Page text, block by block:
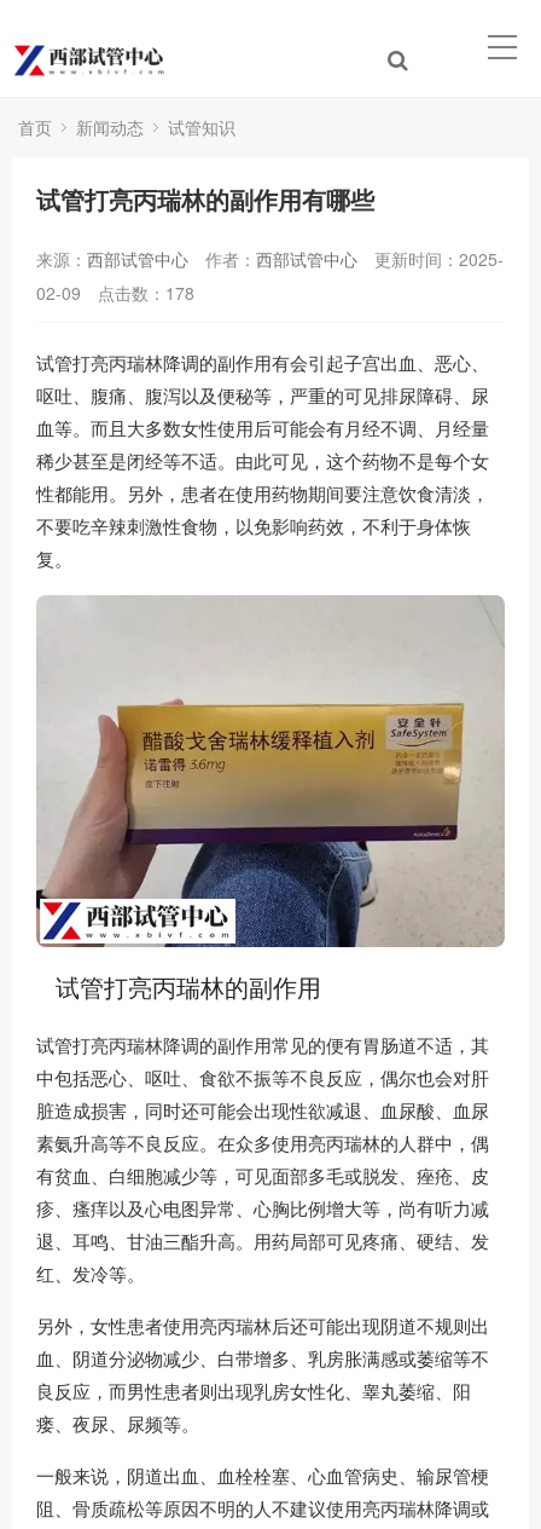
首页 新闻动态 试管知识
试管打亮丙瑞林的副作用有哪些
来源： 西部试管中心 作者： 西部试管中心
更新时间：2025-
02-09
点击数： 178
试管打亮丙瑞林降调的副作用有会引起子宫出血、恶心、
呕吐、腹痛、腹泻以及便秘等，严重的可见排尿障碍、尿
血等。而且大多数女性使用后可能会有月经不调、月经量
稀少甚至是闭经等不适。由此可见，这个药物不是每个女
性都能用。另外，患者在使用药物期间要注意饮食清淡，
不要吃辛辣刺激性食物，以免影响药效，不利于身体恢
复。
试管打亮丙瑞林的副作用
试管打亮丙瑞林降调的副作用常见的便有胃肠道不适，其
中包括恶心、呕吐、食欲不振等不良反应，偶尔也会对肝
脏造成损害，同时还可能会出现性欲减退、血尿酸、血尿
素氨升高等不良反应。在众多使用亮丙瑞林的人群中，偶
有贫血、白细胞减少等，可见面部多毛或脱发、痤疮、皮
疹、瘙痒以及心电图异常、心胸比例增大等，尚有听力减
退、耳鸣、甘油三酯升高。用药局部可见疼痛、硬结、发
红、发冷等。
另外，女性患者使用亮丙瑞林后还可能出现阴道不规则出
血、阴道分泌物减少、白带增多、乳房胀满感或萎缩等不
良反应，而男性患者则出现乳房女性化、睾丸萎缩、阳
瘘、夜尿、尿频等。
一般来说，阴道出血、血栓栓塞、心血管病史、输尿管梗
阻、骨质疏松等原因不明的人不建议使用亮丙瑞林降调或